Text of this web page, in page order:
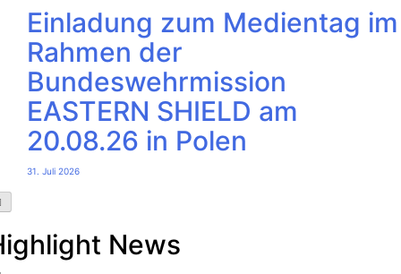
Einladung zum Medientag im
Rahmen der
Bundeswehrmission
EASTERN SHIELD am
20.08.26 in Polen
31. Juli 2026
News